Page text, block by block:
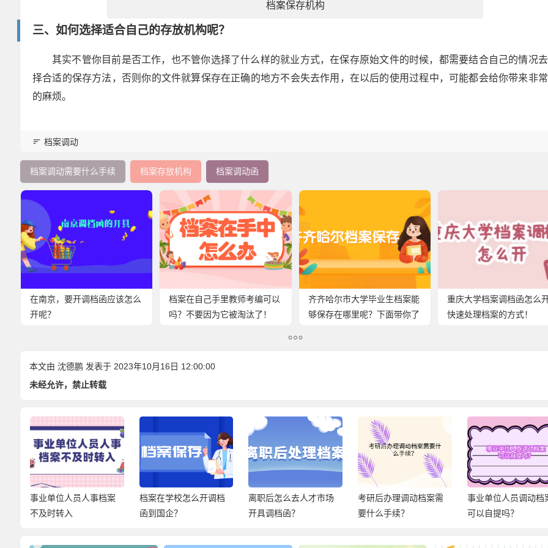
档案保存机构
三、如何选择适合自己的存放机构呢？
其实不管你目前是否工作，也不管你选择了什么样的就业方式，在保存原始文件的时候，都需要结合自己的情况
择合适的保存方法，否则你的文件就算保存在正确的地方不会失去作用，在以后的使用过程中，可能都会给你带来非
的麻烦。
档案调动
档案调动需要什么手续 档案存放机构 档案调动函
在南京，要开调档函应该怎么
开呢？
档案在自己手里教师考编可以
吗？不要因为它被淘汰了！
齐齐哈尔市大学毕业生档案能
够保存在哪里呢？下面带你了
重庆大学档案调档函怎么
快速处理档案的方式！
本文由 沈德鹏 发表于 2023年10月16日 12:00:00
未经允许，禁止转载
事业单位人员人事档案
不及时转入
档案在学校怎么开调档
函到国企？
离职后怎么去人才市场
开具调档函？
考研后办理调动档案需
要什么手续？
事业单位人员调动档
可以自提吗？